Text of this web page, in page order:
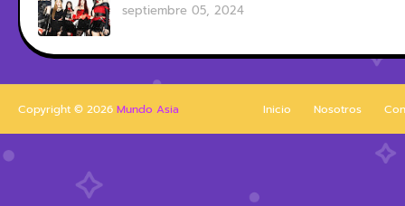
septiembre 05, 2024
Inicio Nosotros
Copyright © 2026 Mundo Asia